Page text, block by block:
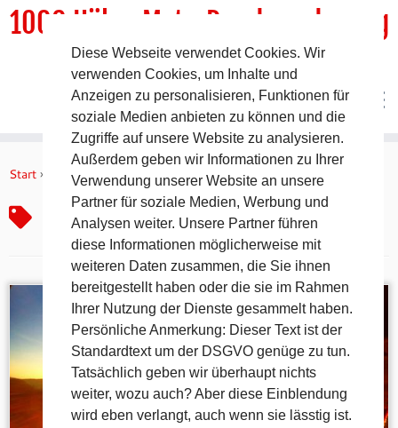
Inhalt
1000 HöhenMeterRundwanderweg
DER Rundwanderweg um Pommelsbrunn
Start » Wintersonnenuntergang
Wintersonnenuntergang
Diese Webseite verwendet Cookies. Wir
verwenden Cookies, um Inhalte und
Anzeigen zu personalisieren, Funktionen für
soziale Medien anbieten zu können und die
Zugriffe auf unsere Website zu analysieren.
Außerdem geben wir Informationen zu Ihrer
Verwendung unserer Website an unsere
Partner für soziale Medien, Werbung und
Analysen weiter. Unsere Partner führen
diese Informationen möglicherweise mit
weiteren Daten zusammen, die Sie ihnen
bereitgestellt haben oder die sie im Rahmen
Ihrer Nutzung der Dienste gesammelt haben.
Persönliche Anmerkung: Dieser Text ist der
Standardtext um der DSGVO genüge zu tun.
Tatsächlich geben wir überhaupt nichts
weiter, wozu auch? Aber diese Einblendung
wird eben verlangt, auch wenn sie lässtig ist.